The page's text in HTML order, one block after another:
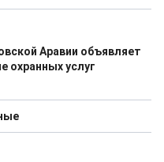
Аравии объявляет
охранных услуг